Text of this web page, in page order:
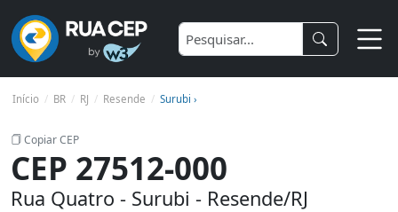
Início BR RJ Resende Surubi ›
Copiar CEP
CEP 27512-000
Rua Quatro - Surubi - Resende/RJ